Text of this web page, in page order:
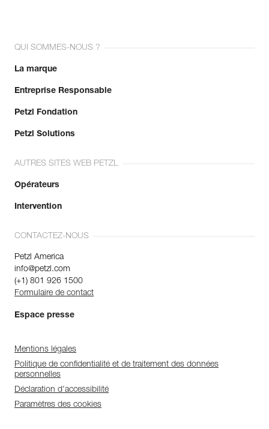
QUI SOMMES-NOUS ?
La marque
Entreprise Responsable
Petzl Fondation
Petzl Solutions
AUTRES SITES WEB PETZL
Opérateurs
Intervention
CONTACTEZ-NOUS
Petzl America
info@petzl.com
(+1) 801 926 1500
Formulaire de contact
Espace presse
Mentions légales
Politique de confidentialité et de traitement des données
personnelles
Déclaration d'accessibilité
Paramètres des cookies